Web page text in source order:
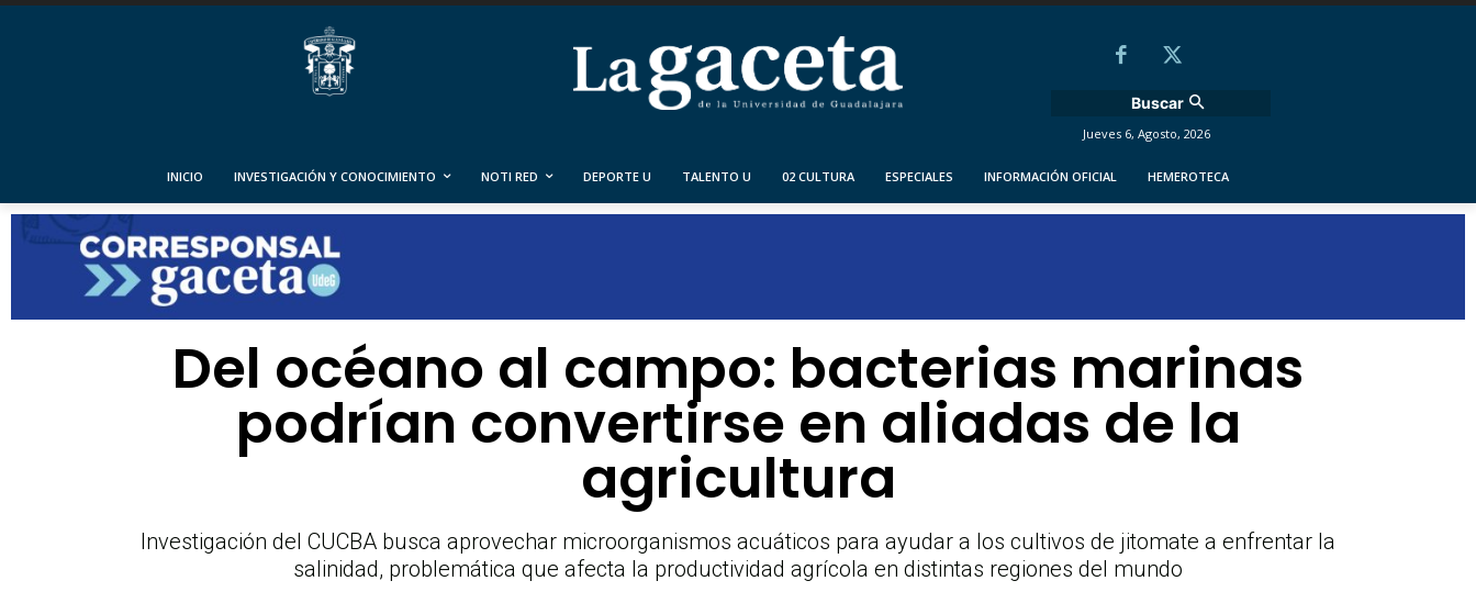
Buscar
Jueves 6, Agosto, 2026
INICIO INVESTIGACIÓN Y CONOCIMIENTO NOTI RED DEPORTE U TALENTO U 02 CULTURA ESPECIALES INFORMACIÓN OFICIAL HEMEROTECA
Del océano al campo: bacterias marinas
podrían convertirse en aliadas de la
agricultura
Investigación del CUCBA busca aprovechar microorganismos acuáticos para ayudar a los cultivos de jitomate a enfrentar la
salinidad, problemática que afecta la productividad agrícola en distintas regiones del mundo